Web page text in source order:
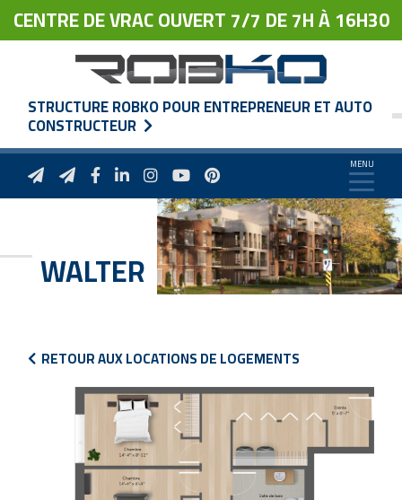
CENTRE DE VRAC OUVERT 7/7 DE 7H À 16H30
STRUCTURE ROBKO POUR ENTREPRENEUR ET AUTO
CONSTRUCTEUR
WALTER
RETOUR AUX LOCATIONS DE LOGEMENTS